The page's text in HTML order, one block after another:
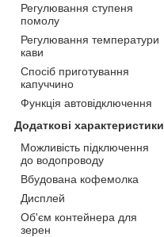
Регулювання ступеня
помолу
Регулювання температури
кави
Спосіб приготування
капуччино
Функція автовідключення
Додаткові характеристики
Можливість підключення
до водопроводу
Вбудована кофемолка
Дисплей
Об'єм контейнера для
зерен